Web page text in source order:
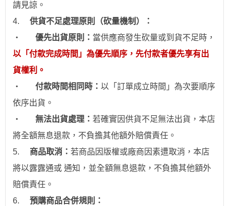
請見諒。
4.
供貨不足處理原則（砍量機制）：
‧
優先出貨原則： 當供應商發生砍量或到貨不足時，
以「付款完成時間」為優先順序，先付款者優先享有出
貨權利。
‧
付款時間相同時： 以「訂單成立時間」為次要順序
依序出貨。
‧
無法出貨處理： 若確實因供貨不足無法出貨，本店
將全額無息退款，不負擔其他額外賠償責任。
5.
商品取消： 若商品因版權或廠商因素遭取消，本店
將以露露通或 通知，並全額無息退款 ，不負擔其他額外
賠償責任。
6.
預購商品合併規則：